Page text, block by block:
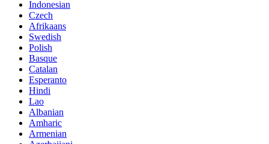
Indonesian
Czech
Afrikaans
Swedish
Polish
Basque
Catalan
Esperanto
Hindi
Lao
Albanian
Amharic
Armenian